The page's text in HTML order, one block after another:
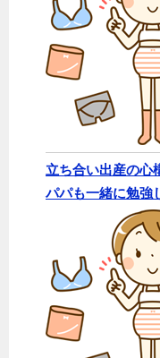
立ち合い出産の心
パパも一緒に勉強